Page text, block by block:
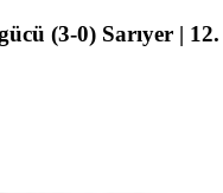
(3-0) Sarıyer |